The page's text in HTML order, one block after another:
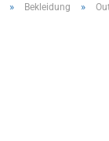
» Bekleidung »